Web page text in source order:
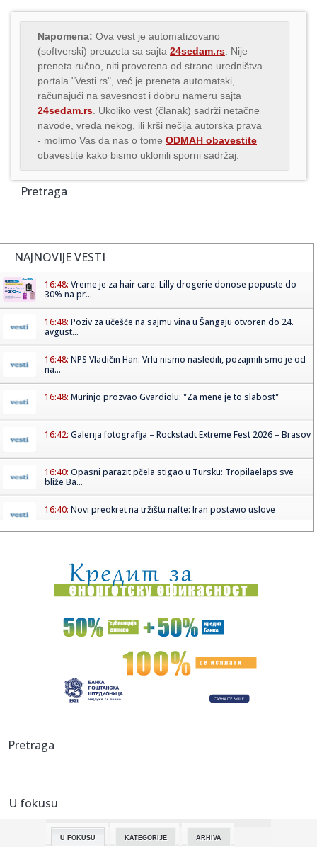
Napomena: Ova vest je automatizovano
(softverski) preuzeta sa sajta 24sedam.rs . Nije
preneta ručno, niti proverena od strane uredništva
portala "Vesti.rs", već je preneta automatski,
računajući na savesnost i dobru nameru sajta
24sedam.rs . Ukoliko vest (članak) sadrži netačne
navode, vređa nekog, ili krši nečija autorska prava
- molimo Vas da nas o tome ODMAH obavestite
obavestite kako bismo uklonili sporni sadržaj.
Pretraga
NAJNOVIJE VESTI
16:48: Vreme je za hair care: Lilly drogerie donose popuste do
30% na pr...
16:48: Poziv za učešće na sajmu vina u Šangaju otvoren do 24.
avgust...
16:48: NPS Vladičin Han: Vrlu nismo nasledili, pozajmili smo je od
na...
16:48: Murinjo prozvao Gvardiolu: "Za mene je to slabost"
16:42: Galerija fotografija – Rockstadt Extreme Fest 2026 – Brasov
16:40: Opasni parazit pčela stigao u Tursku: Tropilaelaps sve
bliže Ba...
16:40: Novi preokret na tržištu nafte: Iran postavio uslove
16:40:Analiza otkriva: Vožnja trotineta nosi veći rizik od težih
pov...
16:40:Feran Tores sve bliži PSŽ-u
Slovenija oslabljena, moraju bez Dončića i Hejsa
16:38:Старовић: Циљ је да до краја 2027. ...
građani golim ...
16:39:
Pretraga
U fokusu
U FOKUSU KATEGORIJE ARHIVA